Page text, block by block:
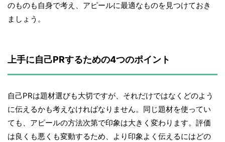
のものも自身で考え、アピールに最適なものを見つけておき
ましょう。
上手に自己PRするための4つのポイント
自己PRは題材選びも大切ですが、それだけではなくどのよう
に伝えるかも考えなければなりません。同じ題材を使ってい
ても、アピールの方法次第で印象は大きく変わります。評価
は良くも悪くも変動するため、より印象よく伝えるにはどの